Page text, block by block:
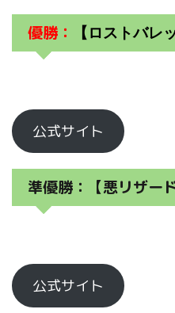
優勝： 【ロストバレ
公式サイト
準優勝：【悪リザー
公式サイト